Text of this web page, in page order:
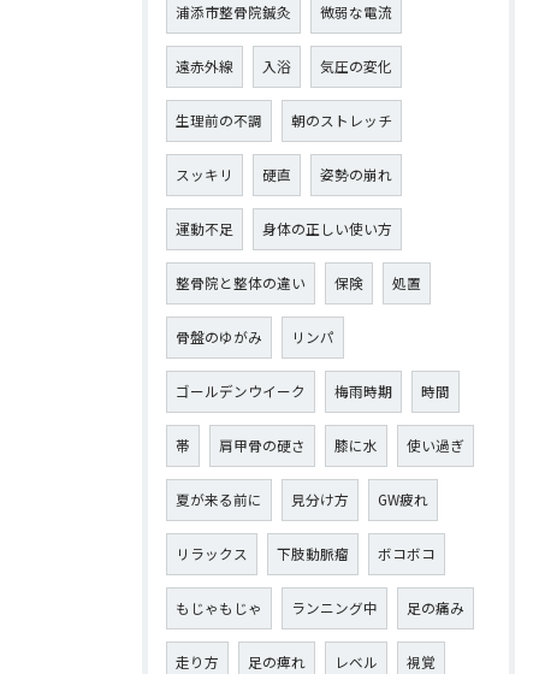
浦添市整骨院鍼灸 微弱な電流
遠赤外線 入浴 気圧の変化
生理前の不調 朝のストレッチ
スッキリ 硬直 姿勢の崩れ
運動不足 身体の正しい使い方
整骨院と整体の違い 保険 処置
骨盤のゆがみ リンパ
ゴールデンウイーク 梅雨時期 時間
帯 肩甲骨の硬さ 膝に水 使い過ぎ
夏が来る前に 見分け方 GW疲れ
リラックス 下肢動脈瘤 ボコボコ
もじゃもじゃ ランニング中 足の痛み
走り方 足の痺れ レベル 視覚